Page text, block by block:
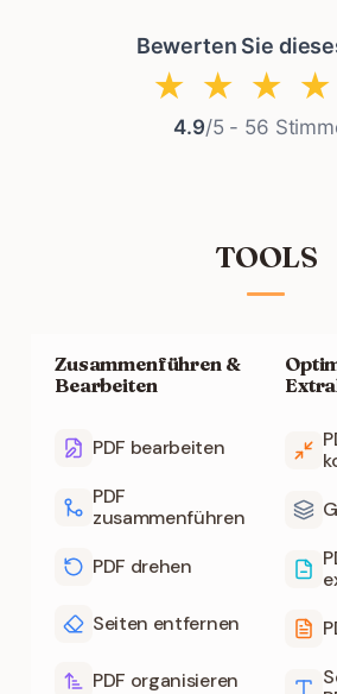
Bewerten Sie
★ ★ ★ ★
4.9/5 - 56
TOOLS
Zusammenführen &
Bearbeiten
PDF bearbeiten
PDF
zusammenführen
PDF drehen
Seiten entfernen
PDF organisieren